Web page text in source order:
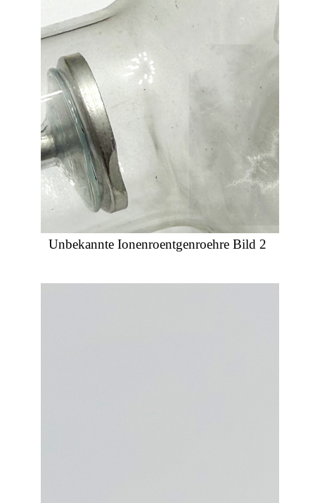
Unbekannte Ionenroentgenroehre Bild 2